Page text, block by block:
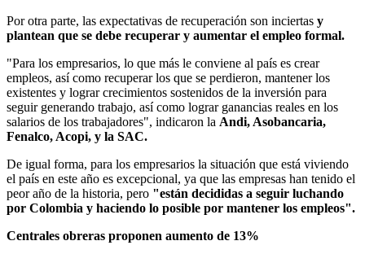
Por otra parte, las expectativas de recuperación son inciertas y
plantean que se debe recuperar y aumentar el empleo formal.
"Para los empresarios, lo que más le conviene al país es crear
empleos, así como recuperar los que se perdieron, mantener los
existentes y lograr crecimientos sostenidos de la inversión para
seguir generando trabajo, así como lograr ganancias reales en los
salarios de los trabajadores", indicaron la Andi, Asobancaria,
Fenalco, Acopi, y la SAC.
De igual forma, para los empresarios la situación que está viviendo
el país en este año es excepcional, ya que las empresas han tenido el
peor año de la historia, pero "están decididas a seguir luchando
por Colombia y haciendo lo posible por mantener los empleos".
Centrales obreras proponen aumento de 13%